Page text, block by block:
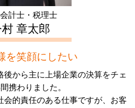
計士・税理士
章太郎
を笑顔にしたい
から主に上場企業の決算をチェ
携わりました。
会的責任のある仕事ですが、お客